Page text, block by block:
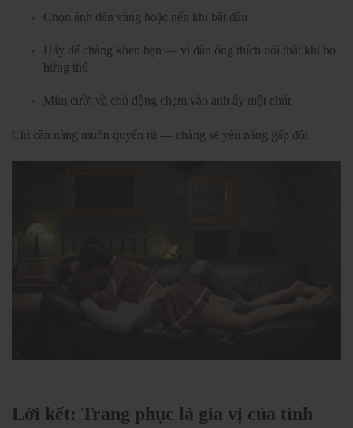
Chọn ánh đèn vàng hoặc nến khi bắt đầu
Hãy để chàng khen bạn — vì đàn ông thích nói thật khi họ
hứng thú
Mỉm cười và chủ động chạm vào anh ấy một chút
Chỉ cần nàng muốn quyến rũ — chàng sẽ yêu nàng gấp đôi.
Lời kết: Trang phục là gia vị của tình